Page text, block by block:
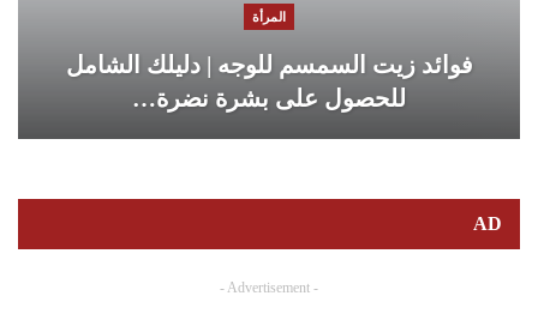
المرأة
فوائد زيت السمسم للوجه | دليلك الشامل
للحصول على بشرة نضرة…
AD
- Advertisement -